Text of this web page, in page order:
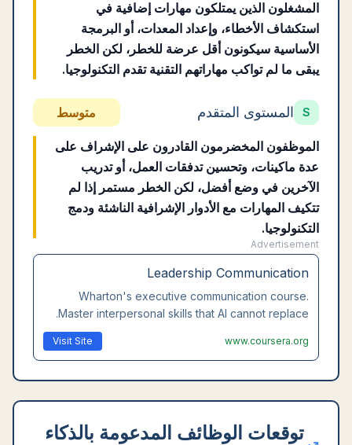
المشغلون الذين يمتلكون مهارات إضافية في
استكشاف الأخطاء، وإعداد المعدات، أو البرمجة
الأساسية سيكونون أقل عرضة للخطر، لكن الخطر
يبقى ما لم تواكب مهاراتهم التقنية تقدم التكنولوجيا.
S المستوى المتقدم متوسط
الموظفون المخضرمون القادرون على الإشراف على
عدة ماكينات، وتحسين تدفقات العمل، أو تدريب
الآخرين في وضع أفضل، لكن الخطر مستمر إذا لم
تتكيف المهارات مع الأدوار الإشرافية الناشئة ودمج
التكنولوجيا.
Advertisement
Leadership Communication
Wharton's executive communication course.
Master interpersonal skills that AI cannot replace.
www.coursera.org
Visit Site
توقعات الوظائف المدعومة بالذكاء